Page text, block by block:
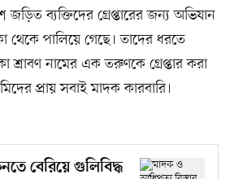
ব্যক্তিদের গ্রেপ্তারের জন্য অভিযান
থেকে পালিয়ে গেছে। তাদের ধরতে
নামের এক তরুণকে গ্রেপ্তার করা
প্রায় সবাই মাদক কারবারি।
বেরিয়ে গুলিবিদ্ধ